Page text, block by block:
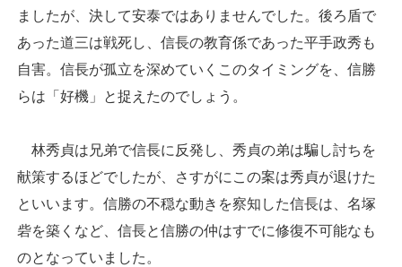
ましたが、決して安泰ではありませんでした。後ろ盾で
あった道三は戦死し、信長の教育係であった平手政秀も
自害。信長が孤立を深めていくこのタイミングを、信勝
らは「好機」と捉えたのでしょう。
林秀貞は兄弟で信長に反発し、秀貞の弟は騙し討ちを
献策するほどでしたが、さすがにこの案は秀貞が退けた
といいます。信勝の不穏な動きを察知した信長は、名塚
砦を築くなど、信長と信勝の仲はすでに修復不可能なも
のとなっていました。